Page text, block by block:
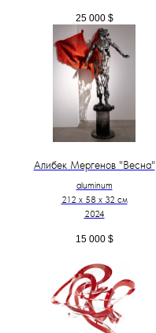
25 000 $
Алибек Мергенов "Весна"
aluminum
212 х 58 х 32 см
2024
15 000 $